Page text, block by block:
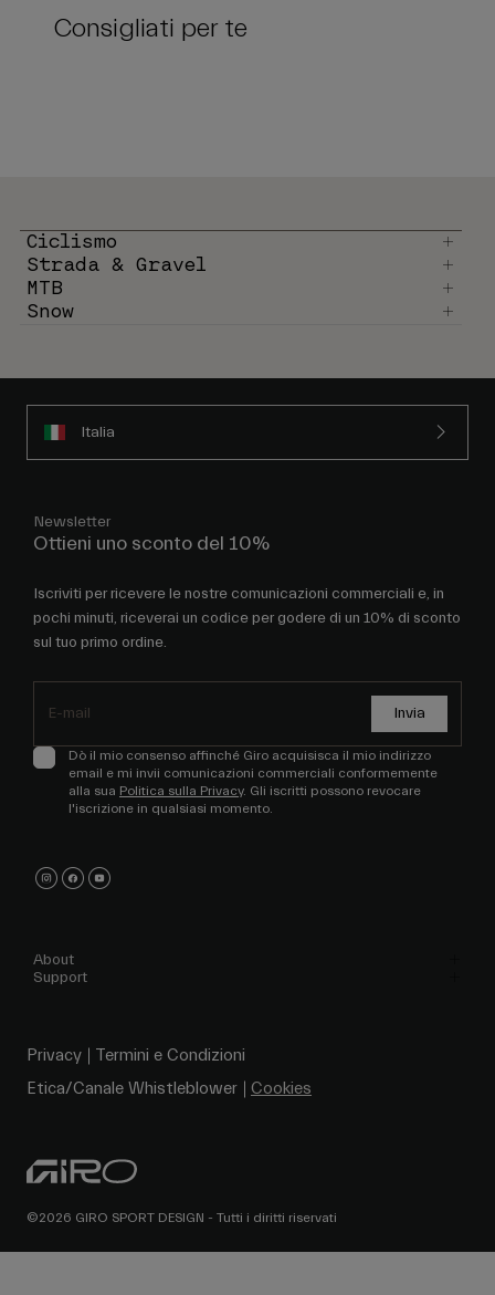
Consigliati per te
Ciclismo
Strada & Gravel
MTB
Snow
Italia
Newsletter
Ottieni uno sconto del 10%
Iscriviti per ricevere le nostre comunicazioni commerciali e, in
pochi minuti, riceverai un codice per godere di un 10% di sconto
sul tuo primo ordine.
Invia
Dò il mio consenso affinché Giro acquisisca il mio indirizzo
email e mi invii comunicazioni commerciali conformemente
alla sua Politica sulla Privacy. Gli iscritti possono revocare
l'iscrizione in qualsiasi momento.
About
Support
Privacy
Termini e Condizioni
Etica/Canale Whistleblower
Cookies
©2026 GIRO SPORT DESIGN - Tutti i diritti riservati